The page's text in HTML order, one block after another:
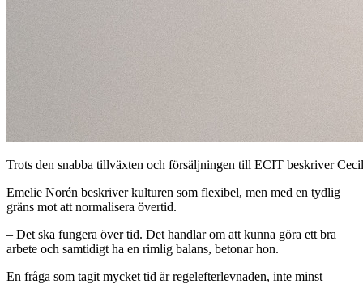
Trots den snabba tillväxten och försäljningen till ECIT beskriver
Emelie Norén beskriver kulturen som flexibel, men med en tydlig
gräns mot att normalisera övertid.
– Det ska fungera över tid. Det handlar om att kunna göra ett bra
arbete och samtidigt ha en rimlig balans, betonar hon.
En fråga som tagit mycket tid är regelefterlevnaden, inte minst